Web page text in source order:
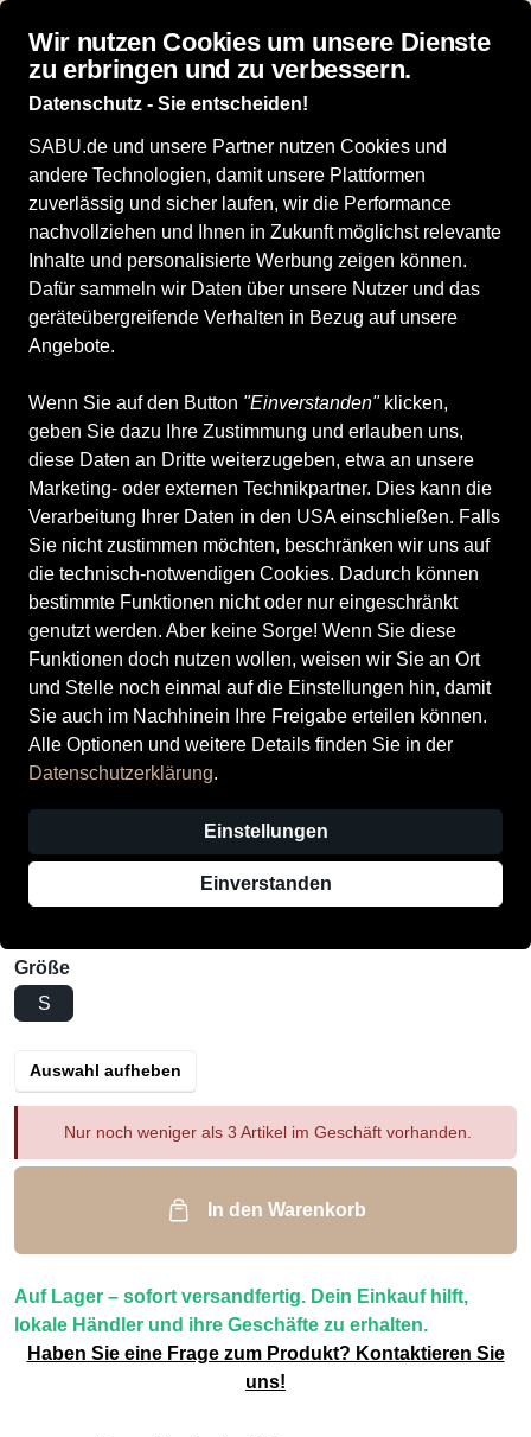
Wir nutzen Cookies um unsere Dienste
zu erbringen und zu verbessern.
Datenschutz - Sie entscheiden!
SABU.de und unsere Partner nutzen Cookies und
andere Technologien, damit unsere Plattformen
zuverlässig und sicher laufen, wir die Performance
nachvollziehen und Ihnen in Zukunft möglichst relevante
Inhalte und personalisierte Werbung zeigen können.
Dafür sammeln wir Daten über unsere Nutzer und das
geräteübergreifende Verhalten in Bezug auf unsere
Angebote.
Wenn Sie auf den Button "Einverstanden"klicken,
geben Sie dazu Ihre Zustimmung und erlauben uns,
diese Daten an Dritte weiterzugeben, etwa an unsere
Marketing- oder externen Technikpartner. Dies kann die
Verarbeitung Ihrer Daten in den USA einschließen. Falls
Sie nicht zustimmen möchten, beschränken wir uns auf
die technisch-notwendigen Cookies. Dadurch können
bestimmte Funktionen nicht oder nur eingeschränkt
genutzt werden. Aber keine Sorge! Wenn Sie diese
Funktionen doch nutzen wollen, weisen wir Sie an Ort
und Stelle noch einmal auf die Einstellungen hin, damit
Sie auch im Nachhinein Ihre Freigabe erteilen können.
Alle Optionen und weitere Details finden Sie in der
Datenschutzerklärung.
Einstellungen
Einverstanden
Remonte Accessories
Umhängetasche & Handtasche
schwarz-crema/black
Preis
44,95 € zzgl. Versandkosten
Verkauf durchSchuhhaus Zechmeister (Bad Windsheim)
1 Angebot einer anderen Filiale
Größe
S
Auswahl aufheben
Nur noch weniger als 3 Artikel im Geschäft vorhanden.
In den Warenkorb
Auf Lager – sofort versandfertig. Dein Einkauf hilft,
lokale Händler und ihre Geschäfte zu erhalten.
Haben Sie eine Frage zum Produkt? Kontaktieren Sie
uns!